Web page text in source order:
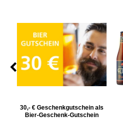
30,- € Geschenkgutschein als
Bier-Geschenk-Gutschein